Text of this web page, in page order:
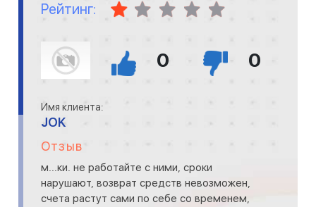
Рейтинг:
0 0
Имя клиента:
JOK
Отзыв
м...ки. не работайте с ними, сроки
нарушают, возврат средств невозможен,
счета растут сами по себе со временем,